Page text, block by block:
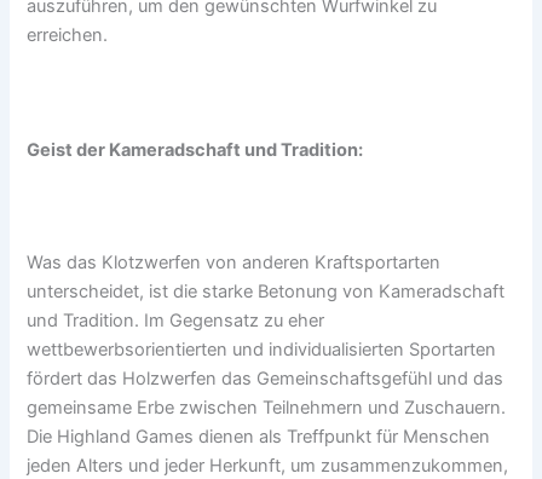
auszuführen, um den gewünschten Wurfwinkel zu
erreichen.
Geist der Kameradschaft und Tradition:
Was das Klotzwerfen von anderen Kraftsportarten
unterscheidet, ist die starke Betonung von Kameradschaft
und Tradition. Im Gegensatz zu eher
wettbewerbsorientierten und individualisierten Sportarten
fördert das Holzwerfen das Gemeinschaftsgefühl und das
gemeinsame Erbe zwischen Teilnehmern und Zuschauern.
Die Highland Games dienen als Treffpunkt für Menschen
jeden Alters und jeder Herkunft, um zusammenzukommen,